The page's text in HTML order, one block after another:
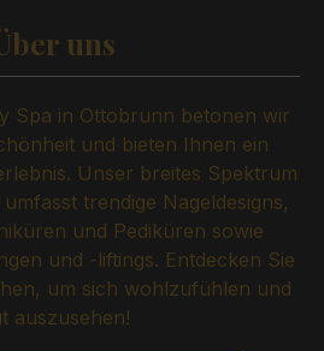
uns
Spa in Ottobrunn betonen wir
und bieten Ihnen ein
Unser breites Spektrum
trendige Nageldesigns,
und Pediküren sowie
und -liftings. Entdecken Sie
um sich wohlzufühlen und
auszusehen!